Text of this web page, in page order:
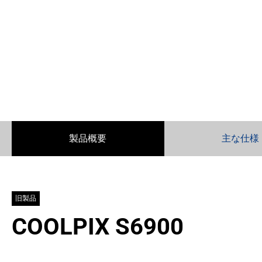
製品概要 主な仕様
旧製品
COOLPIX S6900